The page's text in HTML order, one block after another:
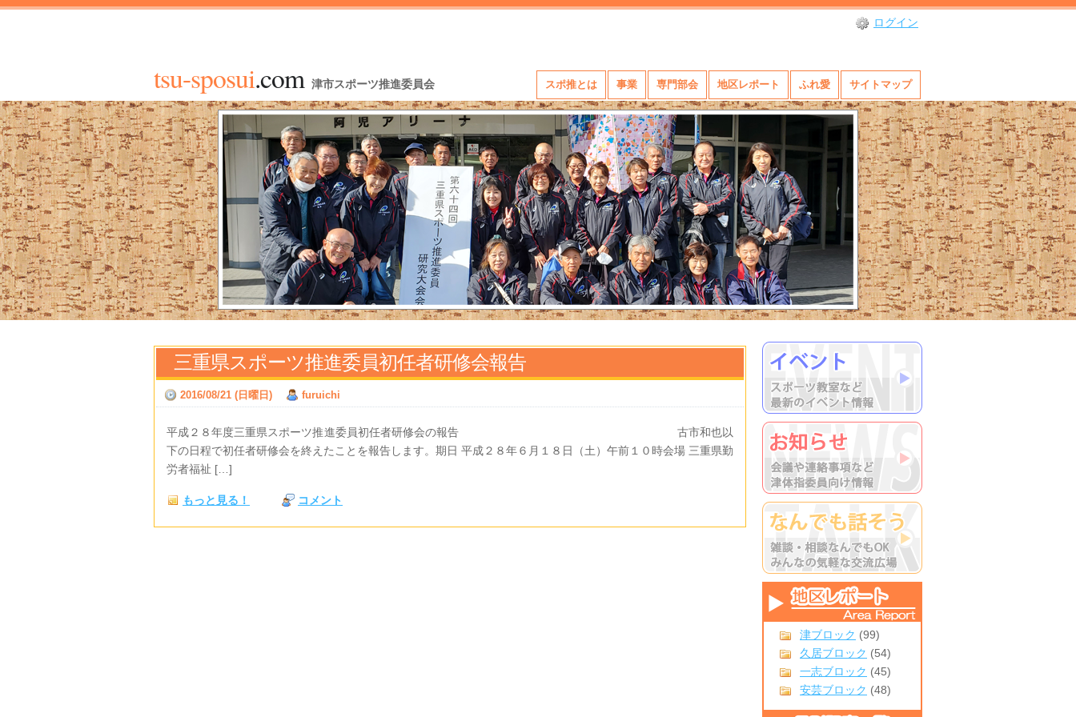
ログイン
tsu-sposui.com 津市スポーツ推進委員会 スポ推とは 事業 専門部会 地区レポート ふれ愛 サイトマップ
津ブロック (99)
久居ブロック (54)
一志ブロック (45)
安芸ブロック (48)
三重県スポーツ推進委員初任者研修会報告
2016/08/21 (日曜日) furuichi
平成２８年度三重県スポーツ推進委員初任者研修会の報告 古市和也以
下の日程で初任者研修会を終えたことを報告します。期日 平成２８年６月１８日（土）午前１０時会場 三重県勤
労者福祉 […]
もっと見る！ コメント